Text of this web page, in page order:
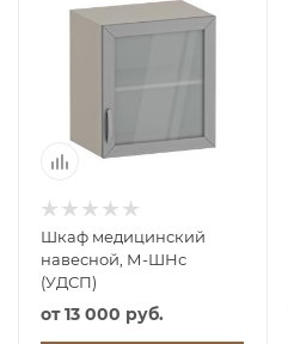
Шкаф медицинский
навесной, М-ШНс
(УДСП)
от13 000 руб.